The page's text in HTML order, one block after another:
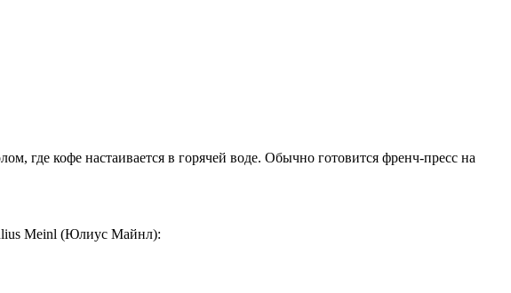
где кофе настаивается в горячей воде. Обычно готовится френч-пресс на
Meinl (Юлиус Майнл):